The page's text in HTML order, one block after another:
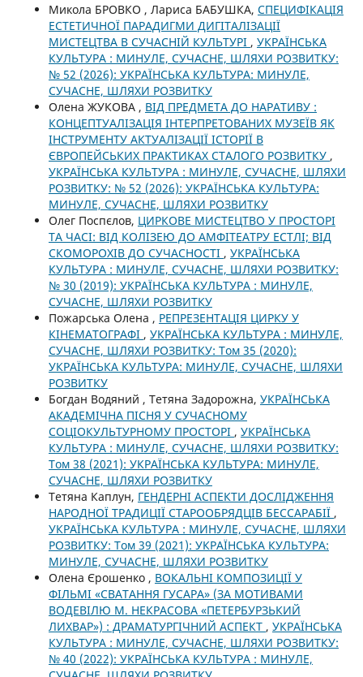
Микола БРОВКО , Лариса БАБУШКА, СПЕЦИФІКАЦІЯ
ЕСТЕТИЧНОЇ ПАРАДИГМИ ДИГІТАЛІЗАЦІЇ
МИСТЕЦТВА В СУЧАСНІЙ КУЛЬТУРІ , УКРАЇНСЬКА
КУЛЬТУРА : МИНУЛЕ, СУЧАСНЕ, ШЛЯХИ РОЗВИТКУ:
№ 52 (2026): УКРАЇНСЬКА КУЛЬТУРА: МИНУЛЕ,
СУЧАСНЕ, ШЛЯХИ РОЗВИТКУ
Олена ЖУКОВА , ВІД ПРЕДМЕТА ДО НАРАТИВУ :
КОНЦЕПТУАЛІЗАЦІЯ ІНТЕРПРЕТОВАНИХ МУЗЕЇВ ЯК
ІНСТРУМЕНТУ АКТУАЛІЗАЦІЇ ІСТОРІЇ В
ЄВРОПЕЙСЬКИХ ПРАКТИКАХ СТАЛОГО РОЗВИТКУ ,
УКРАЇНСЬКА КУЛЬТУРА : МИНУЛЕ, СУЧАСНЕ, ШЛЯХИ
РОЗВИТКУ: № 52 (2026): УКРАЇНСЬКА КУЛЬТУРА:
МИНУЛЕ, СУЧАСНЕ, ШЛЯХИ РОЗВИТКУ
Олег Поспєлов, ЦИРКОВЕ МИСТЕЦТВО У ПРОСТОРІ
ТА ЧАСІ: ВІД КОЛІЗЕЮ ДО АМФІТЕАТРУ ЕСТЛІ; ВІД
СКОМОРОХІВ ДО СУЧАСНОСТІ , УКРАЇНСЬКА
КУЛЬТУРА : МИНУЛЕ, СУЧАСНЕ, ШЛЯХИ РОЗВИТКУ:
№ 30 (2019): УКРАЇНСЬКА КУЛЬТУРА : МИНУЛЕ,
СУЧАСНЕ, ШЛЯХИ РОЗВИТКУ
Пожарська Олена , РЕПРЕЗЕНТАЦІЯ ЦИРКУ У
КІНЕМАТОГРАФІ , УКРАЇНСЬКА КУЛЬТУРА : МИНУЛЕ,
СУЧАСНЕ, ШЛЯХИ РОЗВИТКУ: Том 35 (2020):
УКРАЇНСЬКА КУЛЬТУРА: МИНУЛЕ, СУЧАСНЕ, ШЛЯХИ
РОЗВИТКУ
Богдан Водяний , Тетяна Задорожна, УКРАЇНСЬКА
АКАДЕМІЧНА ПІСНЯ У СУЧАСНОМУ
СОЦІОКУЛЬТУРНОМУ ПРОСТОРІ , УКРАЇНСЬКА
КУЛЬТУРА : МИНУЛЕ, СУЧАСНЕ, ШЛЯХИ РОЗВИТКУ:
Том 38 (2021): УКРАЇНСЬКА КУЛЬТУРА: МИНУЛЕ,
СУЧАСНЕ, ШЛЯХИ РОЗВИТКУ
Тетяна Каплун, ГЕНДЕРНІ АСПЕКТИ ДОСЛІДЖЕННЯ
НАРОДНОЇ ТРАДИЦІЇ СТАРООБРЯДЦІВ БЕССАРАБІЇ ,
УКРАЇНСЬКА КУЛЬТУРА : МИНУЛЕ, СУЧАСНЕ, ШЛЯХИ
РОЗВИТКУ: Том 39 (2021): УКРАЇНСЬКА КУЛЬТУРА:
МИНУЛЕ, СУЧАСНЕ, ШЛЯХИ РОЗВИТКУ
Олена Єрошенко , ВОКАЛЬНІ КОМПОЗИЦІЇ У
ФІЛЬМІ «СВАТАННЯ ГУСАРА» (ЗА МОТИВАМИ
ВОДЕВІЛЮ М. НЕКРАСОВА «ПЕТЕРБУРЗЬКИЙ
ЛИХВАР») : ДРАМАТУРГІЧНИЙ АСПЕКТ , УКРАЇНСЬКА
КУЛЬТУРА : МИНУЛЕ, СУЧАСНЕ, ШЛЯХИ РОЗВИТКУ:
№ 40 (2022): УКРАЇНСЬКА КУЛЬТУРА : МИНУЛЕ,